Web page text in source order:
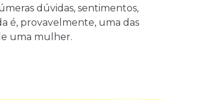
dúvidas, sentimentos,
é, provavelmente, uma das
uma mulher.